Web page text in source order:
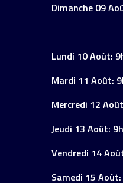
Dimanche 09
Lundi 10 Août:
Mardi 11 Août:
Mercredi 12
Jeudi 13 Août:
Vendredi 14
Samedi 15